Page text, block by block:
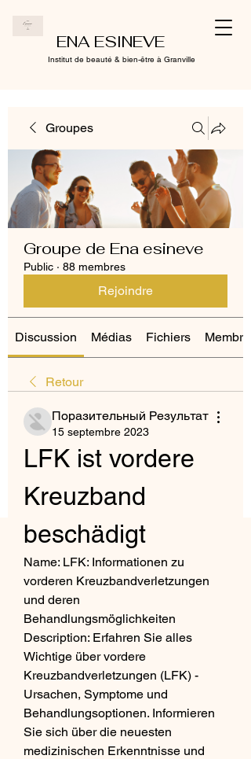
ENA ESINEVE
Institut de beauté & bien-être à Granville
Groupes
Groupe de Ena esineve
Public · 88 membres
Rejoindre
Discussion Médias Fichiers Membres
Retour
Поразительный Результат
15 septembre 2023
LFK ist vordere
Kreuzband
beschädigt
Name: LFK: Informationen zu
vorderen Kreuzbandverletzungen
und deren
Behandlungsmöglichkeiten
Description: Erfahren Sie alles
Wichtige über vordere
Kreuzbandverletzungen (LFK) -
Ursachen, Symptome und
Behandlungsoptionen. Informieren
Sie sich über die neuesten
medizinischen Erkenntnisse und